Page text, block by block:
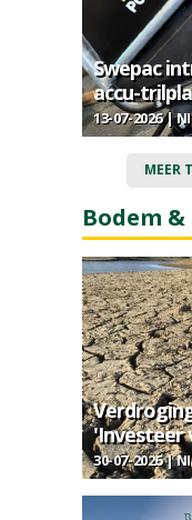
Swepac
accu-
13-07-2026 |
MEER
Bodem
'Investeer
30-07-2026 |